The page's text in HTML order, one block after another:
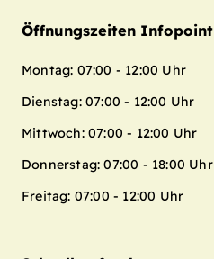
Öffnungszeiten Infopoint
Montag: 07:00 - 12:00 Uhr
Dienstag: 07:00 - 12:00 Uhr
Mittwoch: 07:00 - 12:00 Uhr
Donnerstag: 07:00 - 18:00 Uhr
Freitag: 07:00 - 12:00 Uhr